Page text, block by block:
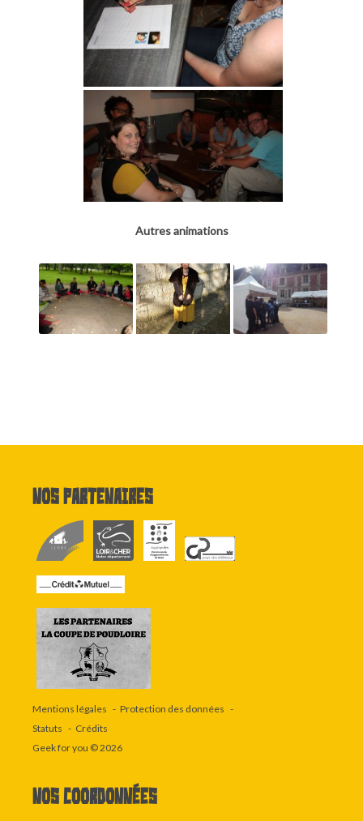
Autres animations
Nos partenaires
Mentions légales
Protection des données
Statuts
Crédits
Geek for you © 2026
Nos coordonnées